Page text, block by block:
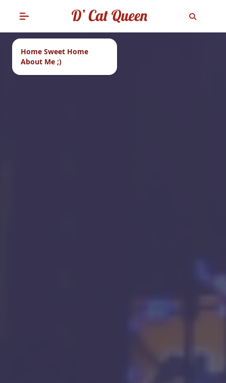
Home Sweet Home
About Me ;)